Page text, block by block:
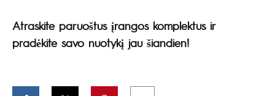
Atraskite paruoštus įrangos komplektus ir
pradėkite savo nuotykį jau šiandien!